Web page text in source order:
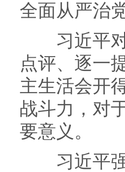
全面从严治
习近平对
点评、逐一
主生活会开
战斗力，对
要意义。
习近平强